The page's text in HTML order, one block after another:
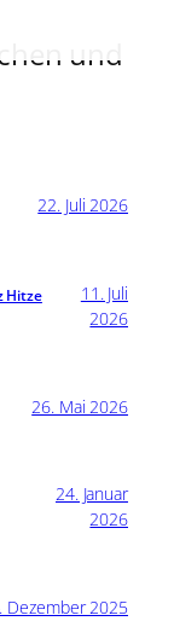
und
22. Juli 2026
Hitze
11. Juli
2026
26. Mai 2026
24. Januar
2026
Dezember 2025